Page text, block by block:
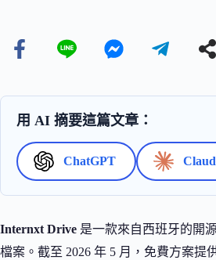
用 AI 摘要這篇文章：
ChatGPT
Internxt Drive 是一款來自西班牙的開
檔案。截至 2026 年 5 月，免費方案提